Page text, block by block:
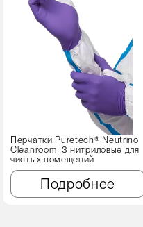
Перчатки Puretech® Neutrino
Cleanroom I3 нитриловые для
чистых помещений
Подробнее